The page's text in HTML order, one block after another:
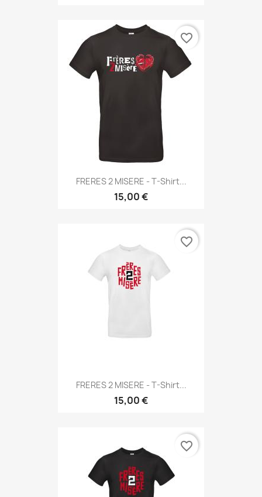
FRERES 2 MISERE - T-Shirt...
15,00 €
favorite_border
FRERES 2 MISERE - T-Shirt...
15,00 €
favorite_border
favorite_border